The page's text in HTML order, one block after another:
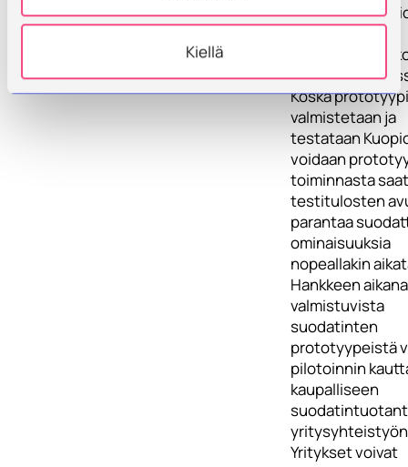
Kiellä
testataan
kaupungin
Koska
valmistetaan ja
testataan
voidaan
toiminnasta
testitulosten
parantaa
ominaisuuksia
nopeallakin
Hankkeen aikana
valmistuvista
suodatinten
prototyypeistä
pilotoinnin
kaupalliseen
Yritykset voivat